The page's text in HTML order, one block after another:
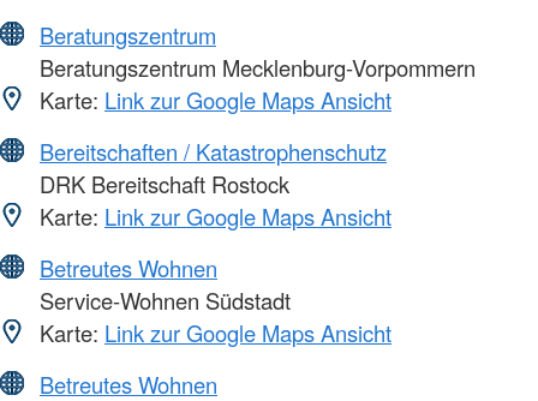
Beratungszentrum
Beratungszentrum Mecklenburg-Vorpommern
Karte: Link zur Google Maps Ansicht
Bereitschaften / Katastrophenschutz
DRK Bereitschaft Rostock
Karte: Link zur Google Maps Ansicht
Betreutes Wohnen
Service-Wohnen Südstadt
Karte: Link zur Google Maps Ansicht
Betreutes Wohnen